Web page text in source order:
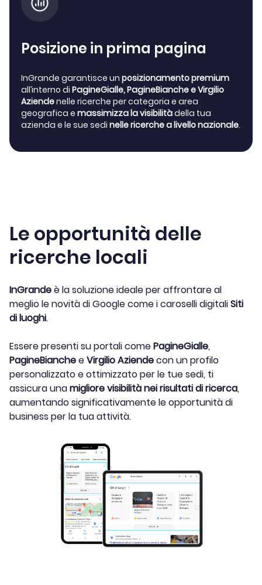
Posizione in prima pagina
InGrande garantisce un posizionamento premium
all’interno di PagineGialle, PagineBianche e Virgilio
Aziendenelle ricerche per categoria e area
geografica e massimizza la visibilitàdella tua
azienda e le sue sedi nelle ricerche a livello nazionale.
Le opportunità delle
ricerche locali
InGrandeè la soluzione ideale per affrontare al
meglio le novità di Google come i caroselli digitaliSiti
di luoghi.
Essere presenti su portali comePagineGialle,
PagineBiancheeVirgilio Aziendecon un profilo
personalizzato e ottimizzato per le tue sedi, ti
assicura unamigliore visibilità nei risultati di ricerca,
aumentando significativamente le opportunità di
business per la tua attività.​